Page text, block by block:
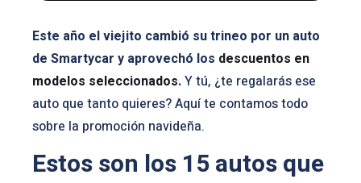
Este año el viejito cambió su trineo por un auto
de Smartycar y aprovechó los descuentos en
modelos seleccionados.Y tú, ¿te regalarás ese
auto que tanto quieres? Aquí te contamos todo
sobre la promoción navideña.
Estos son los 15 autos que